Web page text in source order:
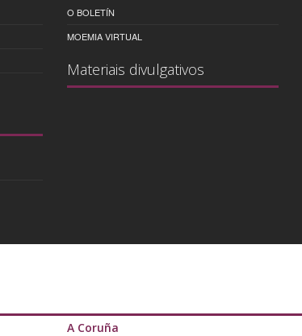
O BOLETÍN
MOEMIA VIRTUAL
Materiais divulgativos
A Coruña